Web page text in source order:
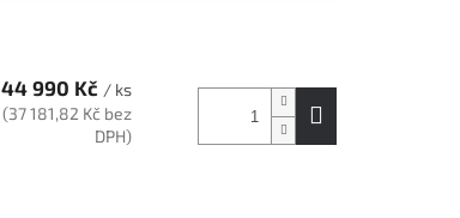
44 990 Kč / ks
(37 181,82 Kč bez
DPH)